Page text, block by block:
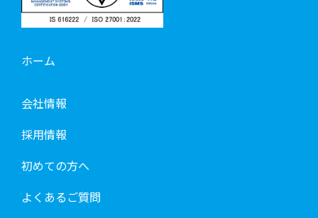
ホーム
会社情報
採用情報
初めての方へ
よくあるご質問